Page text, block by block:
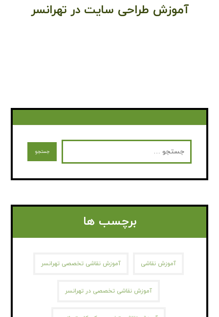
آموزش طراحی سایت در تهرانسر
برچسب ها
آموزش نقاشی آموزش نقاشی تخصصی تهرانسر
آموزش نقاشی تخصصی در تهرانسر